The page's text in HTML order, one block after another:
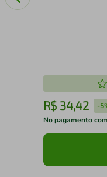
R$ 34,42 -
No pagamento